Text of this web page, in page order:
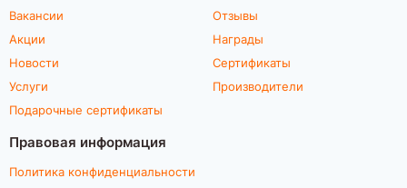
Вакансии
Акции
Новости
Услуги
Подарочные сертификаты
Отзывы
Награды
Сертификаты
Производители
Правовая информация
Политика конфиденциальности